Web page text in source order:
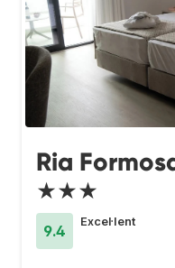
Ria
★★★
9.4
Excel·lent